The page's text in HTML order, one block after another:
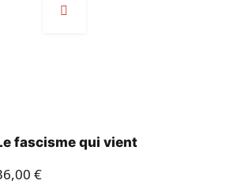
fascisme qui vient
€